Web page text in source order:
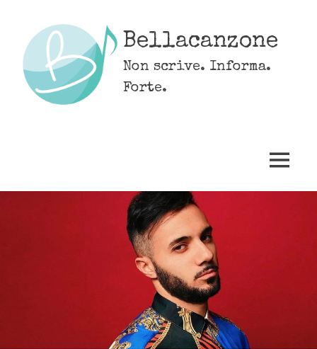
content
Bellacanzone
Non scrive. Informa.
Forte.
MENU